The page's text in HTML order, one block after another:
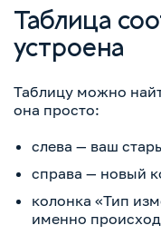
Таблица
устроена
Таблицу можно
она просто:
слева — ваш
справа — новый
колонка «Тип
именно